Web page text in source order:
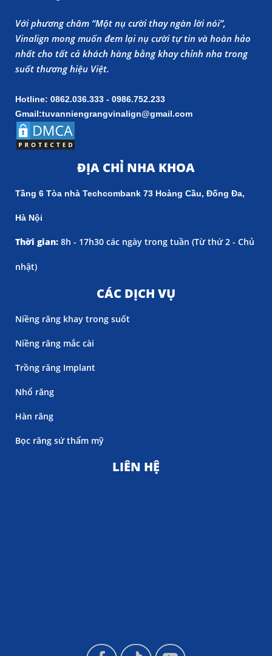
Với phương châm “Một nụ cười thay ngàn lời nói”,
Vinalign mong muốn đem lại nụ cười tự tin và hoàn hảo
nhất cho tất cả khách hàng bằng khay chỉnh nha trong
suốt thương hiệu Việt.
Hotline: 0862.036.333 - 0986.752.233
Gmail:tuvanniengrangvinalign@gmail.com
ĐỊA CHỈ NHA KHOA
Tầng 6 Tòa nhà Techcombank 73 Hoàng Cầu, Đống Đa,
Hà Nội
Thời gian: 8h - 17h30 các ngày trong tuần (Từ thứ 2 - Chủ
nhật)
CÁC DỊCH VỤ
Niềng răng khay trong suốt
Niềng răng mắc cài
Trồng răng Implant
Nhổ răng
Hàn răng
Bọc răng sứ thẩm mỹ
LIÊN HỆ